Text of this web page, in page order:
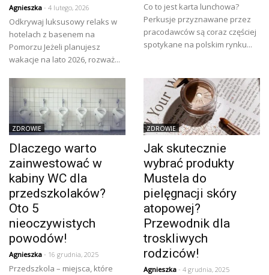
Agnieszka - 4 lutego, 2026
Odkrywaj luksusowy relaks w
hotelach z basenem na
Pomorzu Jeżeli planujesz
wakacje na lato 2026, rozważ...
Co to jest karta lunchowa?
Perkusje przyznawane przez
pracodawców są coraz częściej
spotykane na polskim rynku...
ZDROWIE
Dlaczego warto
zainwestować w
kabiny WC dla
przedszkolaków?
Oto 5
nieoczywistych
powodów!
Agnieszka - 16 grudnia, 2025
Przedszkola – miejsca, które
ZDROWIE
Jak skutecznie
wybrać produkty
Mustela do
pielęgnacji skóry
atopowej?
Przewodnik dla
troskliwych
rodziców!
Agnieszka - 4 grudnia, 2025